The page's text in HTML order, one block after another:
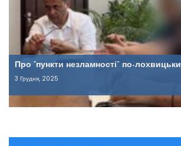
Про “пункти незламності” по-лохвицьки
3 Грудня, 2025